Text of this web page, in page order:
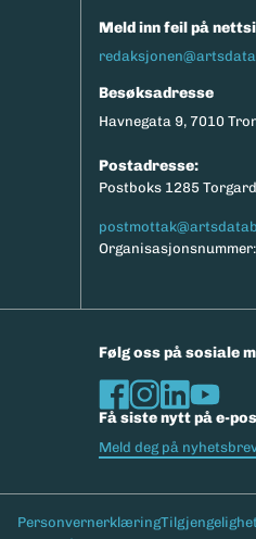
Meld inn feil på
Besøksadresse
Havnegata 9, 7010
Postadresse:
Postboks 1285
Følg oss på sosiale
Få siste nytt på e-
Meld deg på
Bunntekst
Personvernerklæring